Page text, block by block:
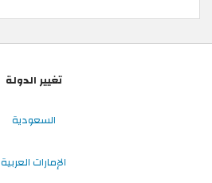
تغيير الدولة
السعودية
الإمارات العربية